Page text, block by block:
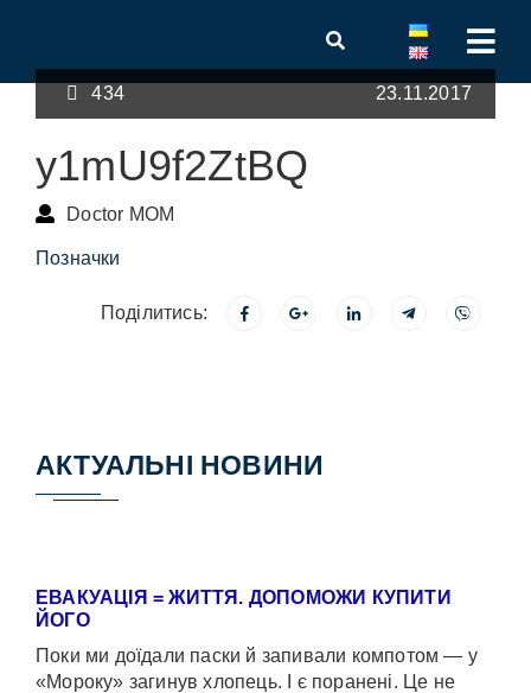
434 23.11.2017
y1mU9f2ZtBQ
Doctor MOM
Позначки
Поділитись:
АКТУАЛЬНІ НОВИНИ
ЕВАКУАЦІЯ = ЖИТТЯ. ДОПОМОЖИ КУПИТИ
ЙОГО
Поки ми доїдали паски й запивали компотом — у
«Мороку» загинув хлопець. І є поранені. Це не